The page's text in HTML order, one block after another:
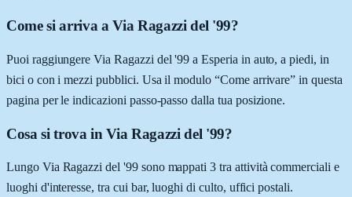
Come si arriva a Via Ragazzi del '99?
Puoi raggiungere Via Ragazzi del '99 a Esperia in auto, a piedi, in
bici o con i mezzi pubblici. Usa il modulo “Come arrivare” in questa
pagina per le indicazioni passo-passo dalla tua posizione.
Cosa si trova in Via Ragazzi del '99?
Lungo Via Ragazzi del '99 sono mappati 3 tra attività commerciali e
luoghi d'interesse, tra cui bar, luoghi di culto, uffici postali.